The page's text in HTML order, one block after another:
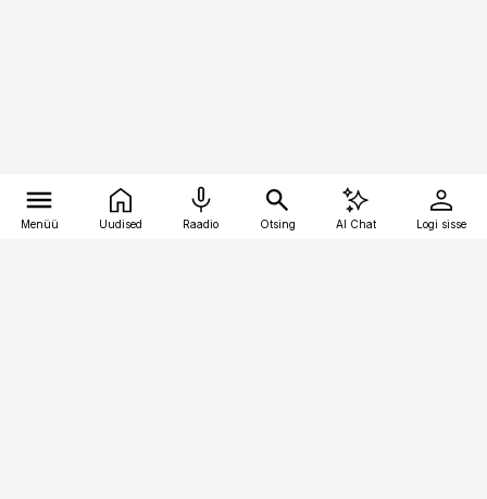
Menüü Uudised Raadio Otsing AI Chat Logi sisse